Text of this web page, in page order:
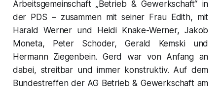
Arbeitsgemeinschaft „Betrieb & Gewerkschaft“ in
der PDS – zusammen mit seiner Frau Edith, mit
Harald Werner und Heidi Knake-Werner, Jakob
Moneta, Peter Schoder, Gerald Kemski und
Hermann Ziegenbein. Gerd war von Anfang an
dabei, streitbar und immer konstruktiv. Auf dem
Bundestreffen der AG Betrieb & Gewerkschaft am